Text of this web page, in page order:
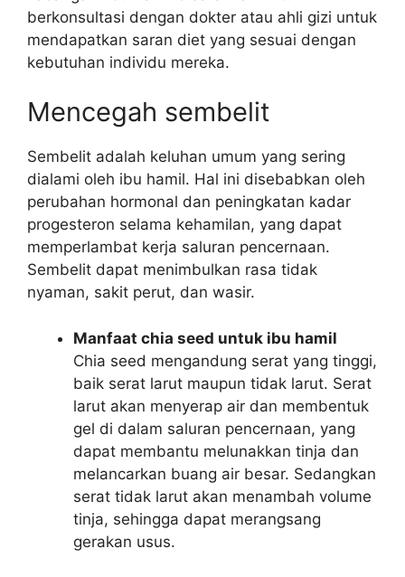
berkonsultasi dengan dokter atau ahli gizi untuk
mendapatkan saran diet yang sesuai dengan
kebutuhan individu mereka.
Mencegah sembelit
Sembelit adalah keluhan umum yang sering
dialami oleh ibu hamil. Hal ini disebabkan oleh
perubahan hormonal dan peningkatan kadar
progesteron selama kehamilan, yang dapat
memperlambat kerja saluran pencernaan.
Sembelit dapat menimbulkan rasa tidak
nyaman, sakit perut, dan wasir.
Manfaat chia seed untuk ibu hamil
Chia seed mengandung serat yang tinggi,
baik serat larut maupun tidak larut. Serat
larut akan menyerap air dan membentuk
gel di dalam saluran pencernaan, yang
dapat membantu melunakkan tinja dan
melancarkan buang air besar. Sedangkan
serat tidak larut akan menambah volume
tinja, sehingga dapat merangsang
gerakan usus.